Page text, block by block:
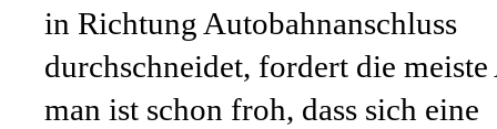
in Richtung Autobahnanschluss
durchschneidet, fordert die
man ist schon froh, dass sich eine